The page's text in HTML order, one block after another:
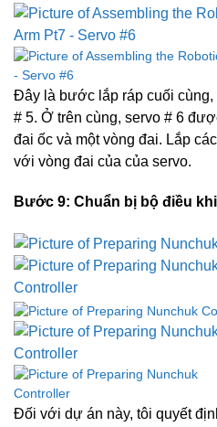
Đây là bước lắp ráp cuối
# 5. Ở trên cùng, servo # 6
đai ốc và một vòng đai. Lắp
với vòng đai của của servo.
Bước 9: Chuẩn bị bộ điều
Đối với dự án này, tôi quyết